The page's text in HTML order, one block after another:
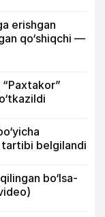
erishgan
qo‘shiqchi —
belgilandi
bo‘lsa-